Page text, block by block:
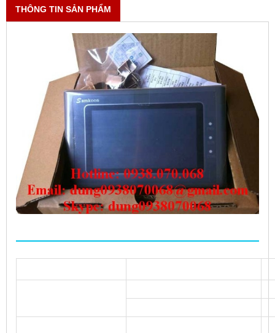
THÔNG TIN SẢN PHẨM